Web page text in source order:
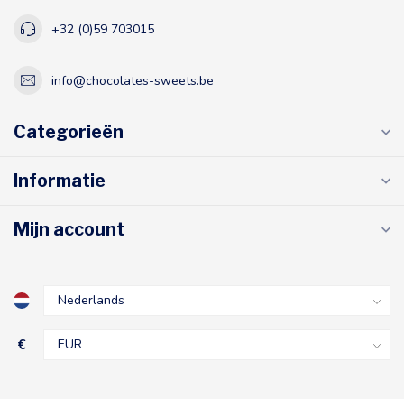
+32 (0)59 703015
info@chocolates-sweets.be
Categorieën
Informatie
Mijn account
€